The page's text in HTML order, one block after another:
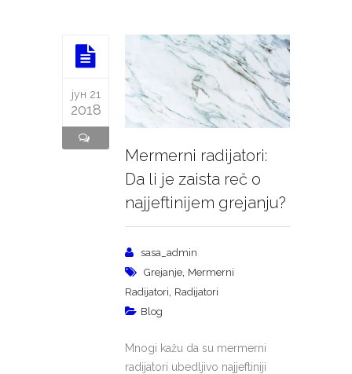
јун 21
2018
Mermerni radijatori:
Da li je zaista reč o
najjeftinijem grejanju?
sasa_admin
Grejanje Mermerni
Radijatori Radijatori
Blog
Mnogi kažu da su mermerni
radijatori ubedljivo najjeftiniji